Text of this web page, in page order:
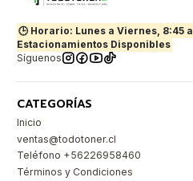
🕒 Horario: Lunes a Viernes, 8:45 a
Estacionamientos Disponibles
Síguenos
CATEGORÍAS
Inicio
ventas@todotoner.cl
Teléfono +56226958460
Términos y Condiciones